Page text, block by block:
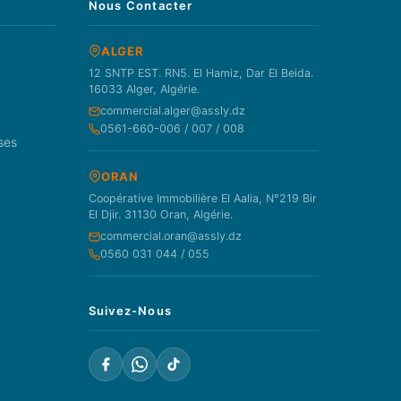
Nous Contacter
ALGER
12 SNTP EST. RN5. El Hamiz, Dar El Beida.
16033 Alger, Algérie.
commercial.alger@assly.dz
0561-660-006 / 007 / 008
ORAN
Coopérative Immobilière El Aalia, N°219 Bir
El Djir. 31130 Oran, Algérie.
commercial.oran@assly.dz
0560 031 044 / 055
Suivez-Nous